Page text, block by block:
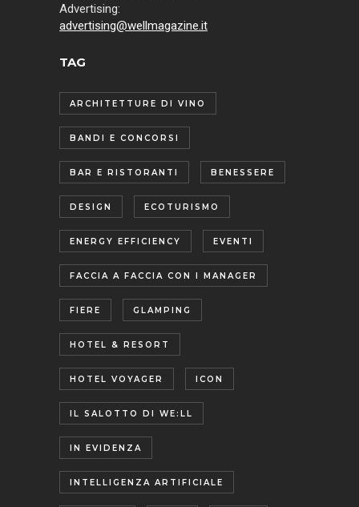
Advertising:
advertising@wellmagazine.it
TAG
ARCHITETTURE DI VINO
BANDI E CONCORSI
BAR E RISTORANTI BENESSERE
DESIGN ECOTURISMO
ENERGY EFFICIENCY EVENTI
FACCIA A FACCIA CON I MANAGER
FIERE GLAMPING
HOTEL & RESORT
HOTEL VOYAGER ICON
IL SALOTTO DI WE:LL
IN EVIDENZA
INTELLIGENZA ARTIFICIALE